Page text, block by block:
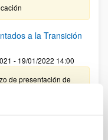
a la Transición
- 19/01/2022 14:00
de presentación de